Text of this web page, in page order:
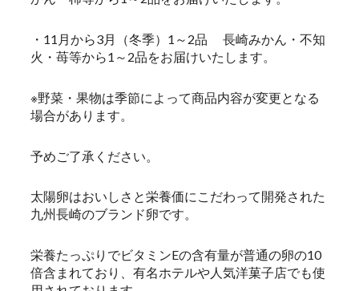
・11月から3月（冬季）1～2品 長崎みかん・不知
火・苺等から1～2品をお届けいたします。
※野菜・果物は季節によって商品内容が変更となる
場合があります。
予めご了承ください。
太陽卵はおいしさと栄養価にこだわって開発された
九州長崎のブランド卵です。
栄養たっぷりでビタミンEの含有量が普通の卵の10
倍含まれており、有名ホテルや人気洋菓子店でも使